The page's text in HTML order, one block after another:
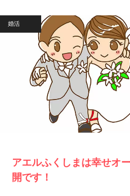
婚活
アエルふくしまは幸せオ
開です！